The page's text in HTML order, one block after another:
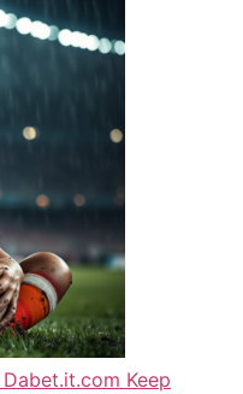
Keep